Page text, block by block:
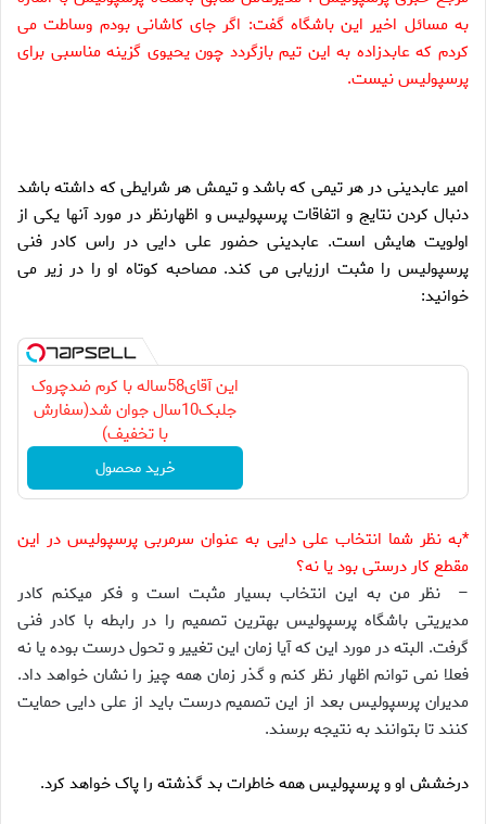
به مسائل اخیر این باشگاه گفت: اگر جای کاشانی بودم وساطت می
کردم که عابدزاده به این تیم بازگردد چون یحیوی گزینه مناسبی برای
پرسپولیس نیست.
امیر عابدینی درهر تیمی که باشد و تیمش هر شرایطی که داشته باشد
دنبال کردن نتایج و اتفاقات پرسپولیس و اظهارنظر در مورد آنها یکی از
اولویت هایش است. عابدینی حضور علی دایی در راس کادر فنی
پرسپولیس را مثبت ارزیابی می کند. مصاحبه کوتاه او را در زیر می
خوانید:
این آقای58ساله با کرم ضدچروک
جلبک10سال جوان شد(سفارش
با تخفیف)
خرید محصول
*به نظر شما انتخاب علی دایی به عنوان سرمربی پرسپولیس در این
مقطع کار درستی بود یا نه؟
– نظر من به این انتخاب بسیار مثبت است و فکر میکنم کادر
مدیریتی باشگاه پرسپولیس بهترین تصمیم را در رابطه با کادر فنی
گرفت. البته در مورد این که آیا زمان این تغییر و تحول درست بوده یا نه
فعلا نمی توانم اظهار نظر کنم و گذر زمان همه چیز را نشان خواهد داد.
مدیران پرسپولیس بعد از این تصمیم درست باید از علی دایی حمایت
کنند تا بتوانند به نتیجه برسند.
درخشش او و پرسپولیس همه خاطرات بد گذشته را پاک خواهد کرد.